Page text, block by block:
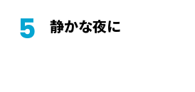
静かな夜に